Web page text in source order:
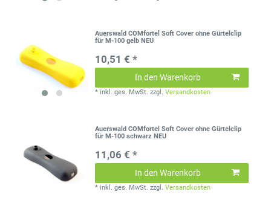
Auerswald COMfortel Soft Cover ohne Gürtelclip
für M-100 gelb NEU
10,51 € *
In den Warenkorb
* inkl. ges. MwSt. zzgl.Versandkosten
Auerswald COMfortel Soft Cover ohne Gürtelclip
für M-100 schwarz NEU
11,06 € *
In den Warenkorb
* inkl. ges. MwSt. zzgl.Versandkosten